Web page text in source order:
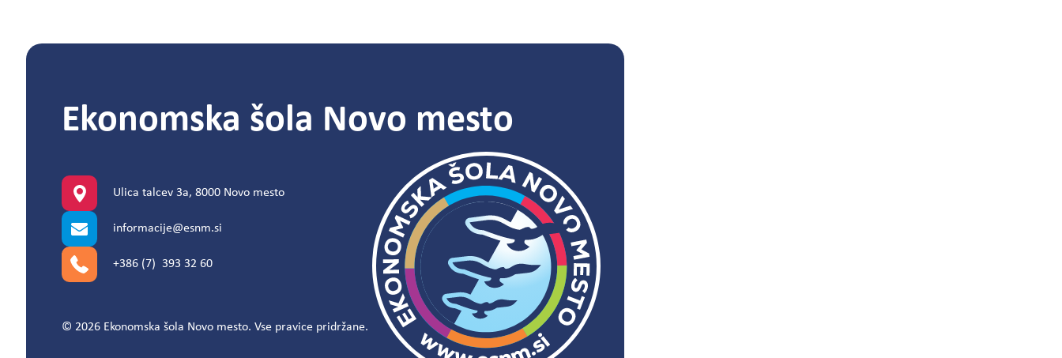
Ekonomska šola Novo mesto
Ulica talcev 3a, 8000 Novo mesto
informacije@esnm.si
+386 (7) 393 32 60
© 2026 Ekonomska šola Novo mesto. Vse pravice pridržane.